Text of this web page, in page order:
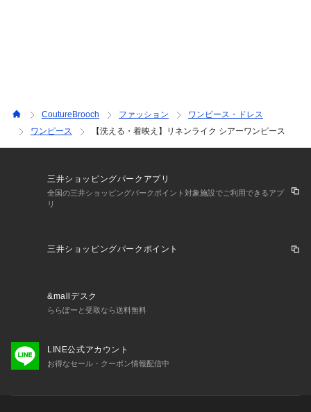
CoutureBrooch ファッション
ワンピース・ドレス
ワンピース
【洗える・着映え】リネンライク シアーワンピース
三井ショッピングパークアプリ
全国の三井ショッピングパークポイント対象施設でご利用できるアプ
リ
三井ショッピングパークポイント
&mallデスク
ららぽーと受取なら送料無料
LINE公式アカウント
お得なセール・クーポン情報配信中